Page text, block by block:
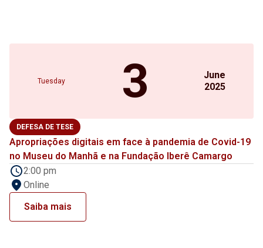
Tuesday 3
June
2025
DEFESA DE TESE
Apropriações digitais em face à pandemia de Covid-19
no Museu do Manhã e na Fundação Iberê Camargo
2:00 pm
Online
Saiba mais